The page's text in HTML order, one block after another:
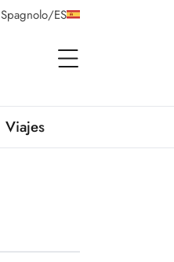
Spagnolo/ES
open Menu
Viajes